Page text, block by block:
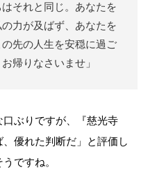
それと同じ。あなたを
力が及ばず、あなたを
先の人生を安穏に過ご
帰りなさいませ」
ぶりですが、『慈光寺
優れた判断だ」と評価し
ですね。